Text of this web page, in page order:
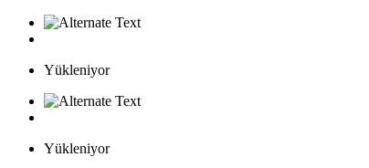
Yükleniyor
Yükleniyor